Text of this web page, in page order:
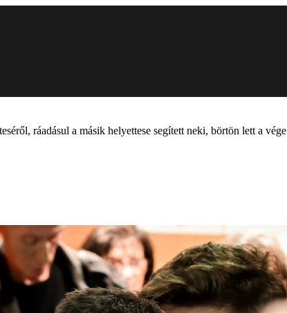
ráadásul a másik helyettese segített neki, börtön lett a vége